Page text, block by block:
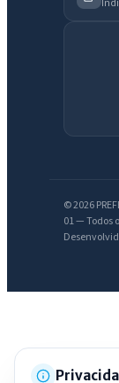
© 2026
01 — Todos